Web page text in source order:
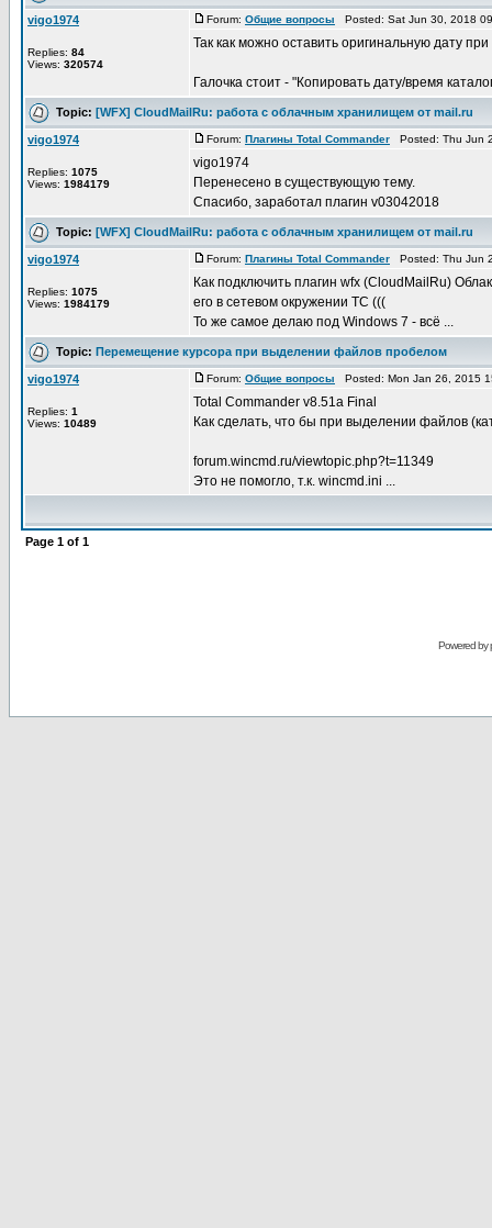
vigo1974
Replies: 84
Views: 320574
Forum: Общие вопросы Posted: Sat Jun 30, 2018
Так как можно оставить оригинальную дату
Галочка стоит - "Копировать дату/время
Topic: [WFX] CloudMailRu: работа с облачным хранилищем от mail.ru
vigo1974
Replies: 1075
Views: 1984179
Forum: Плагины Total Commander Posted: Thu Jun
vigo1974
Перенесено в существующую тему.
Спасибо, заработал плагин v03042018
Topic: [WFX] CloudMailRu: работа с облачным хранилищем от mail.ru
vigo1974
Replies: 1075
Views: 1984179
Forum: Плагины Total Commander Posted: Thu Jun
Как подключить плагин wfx (CloudMailRu)
его в сетевом окружении ТС (((
То же самое делаю под Windows 7 - всё ...
Topic: Перемещение курсора при выделении файлов пробелом
vigo1974
Replies: 1
Views: 10489
Forum: Общие вопросы Posted: Mon Jan 26, 2015
Total Commander v8.51a Final
Как сделать, что бы при выделении файлов
forum.wincmd.ru/viewtopic.php?t=11349
Это не помогло, т.к. wincmd.ini ...
Page 1 of 1
Powered by